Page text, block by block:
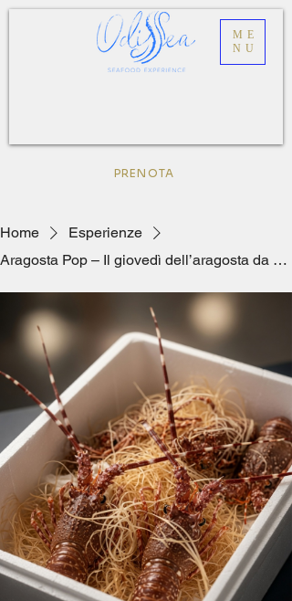
ME
NU
PRENOTA
Home
Esperienze
Aragosta Pop – Il giovedì dell’aragosta da Odissea